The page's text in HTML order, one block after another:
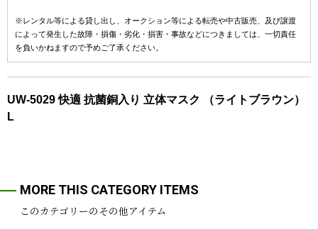
※レンタル等による貸し出し、オークション等による転売や中古販売、及び譲渡
によって発生した故障・損傷・劣化・損害・事故などにつきましては、一切責任
を負いかねますので予めご了承ください。
UW-5029 快適 抗菌銅入り 立体マスク （ライトブラウン）
L
MORE THIS CATEGORY ITEMS
このカテゴリーのその他アイテム